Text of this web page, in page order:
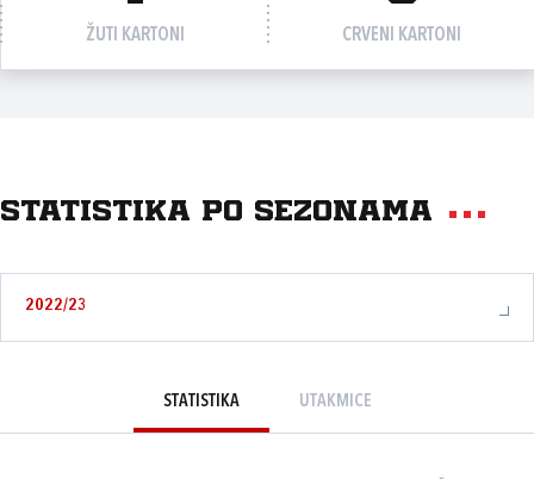
ŽUTI KARTONI CRVENI KARTONI
Statistika po sezonama
2022/23
STATISTIKA UTAKMICE